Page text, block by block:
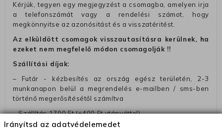
Kérjük, tegyen egy megjegyzést a csomagba, amelyen irja
a telefonszámát vagy a rendelési számot, hogy
megkönnyitse az azonósitást és a visszatéritést.
Az elküldött csomagok visszautasításra kerülnek, ha
ezeket nem megfelelő módon csomagolják !!
Szállítási díjak:
– Futár - kézbesítés az ország egész területén, 2-3
munkanapon belül a megrendelés e-mailben / sms-ben
történő megerősítésétől számítva
– Szállítás 1700 Ft (+400 Ft utánvéttel)
Irányítsd az adatvédelemedet